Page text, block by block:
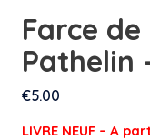
Farce
Pathelin
€5.00
LIVRE NEUF – A